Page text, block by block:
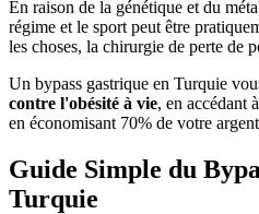
En raison de la génétique et du
régime et le sport peut être
les choses, la chirurgie de perte de
Un bypass gastrique en Turquie
contre l'obésité à vie, en accédant
en économisant 70% de votre
Guide Simple du
Turquie